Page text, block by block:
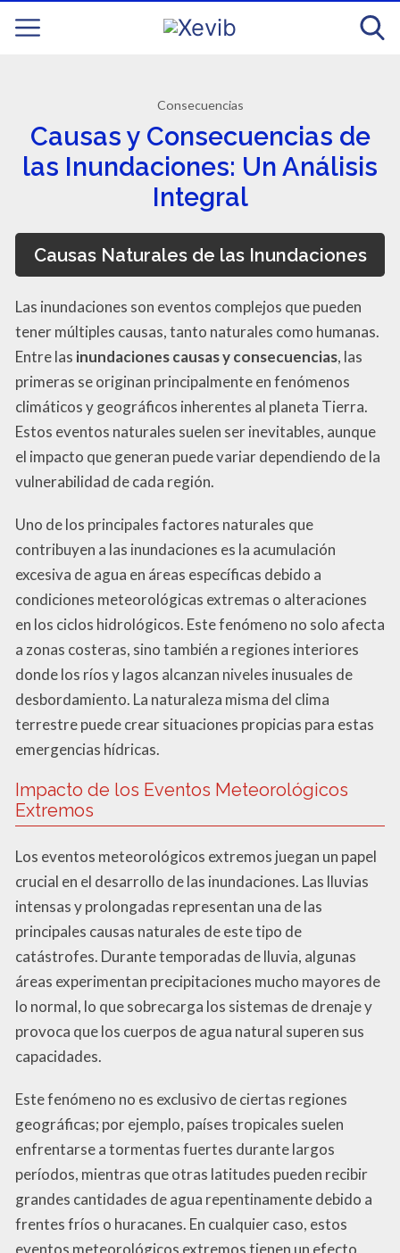
Consecuencias
Causas y Consecuencias de
las Inundaciones: Un Análisis
Integral
Causas Naturales de las Inundaciones
Las inundaciones son eventos complejos que pueden
tener múltiples causas, tanto naturales como humanas.
Entre las inundaciones causas y consecuencias, las
primeras se originan principalmente en fenómenos
climáticos y geográficos inherentes al planeta Tierra.
Estos eventos naturales suelen ser inevitables, aunque
el impacto que generan puede variar dependiendo de la
vulnerabilidad de cada región.
Uno de los principales factores naturales que
contribuyen a las inundaciones es la acumulación
excesiva de agua en áreas específicas debido a
condiciones meteorológicas extremas o alteraciones
en los ciclos hidrológicos. Este fenómeno no solo afecta
a zonas costeras, sino también a regiones interiores
donde los ríos y lagos alcanzan niveles inusuales de
desbordamiento. La naturaleza misma del clima
terrestre puede crear situaciones propicias para estas
emergencias hídricas.
Impacto de los Eventos Meteorológicos
Extremos
Los eventos meteorológicos extremos juegan un papel
crucial en el desarrollo de las inundaciones. Las lluvias
intensas y prolongadas representan una de las
principales causas naturales de este tipo de
catástrofes. Durante temporadas de lluvia, algunas
áreas experimentan precipitaciones mucho mayores de
lo normal, lo que sobrecarga los sistemas de drenaje y
provoca que los cuerpos de agua natural superen sus
capacidades.
Este fenómeno no es exclusivo de ciertas regiones
geográficas; por ejemplo, países tropicales suelen
enfrentarse a tormentas fuertes durante largos
períodos, mientras que otras latitudes pueden recibir
grandes cantidades de agua repentinamente debido a
frentes fríos o huracanes. En cualquier caso, estos
eventos meteorológicos extremos tienen un efecto